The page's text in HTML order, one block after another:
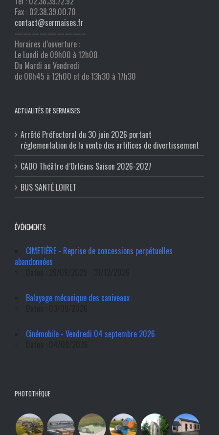
Fax : 02.38.39.00.70
contact@sermaises.fr
————————–
Horaires d’ouverture :
Le Lundi de 09h00 à 12h00
Du Mardi au Vendredi
de 08h45 à 12h00 et de 13h30 à 17h30
ACTUALITÉS DE SERMAISES
Arrêté Préfectoral du 30 juin 2026 portant
réglementation de la vente des artifices de divertissement
CADO Théâtre d’Orléans Saison 2026-2027
BUS SANTÉ LOIRET
ÉVÉNEMENTS
CIMETIÈRE - Reprise de concessions perpétuelles
abandonnées
Balayage mécanique des caniveaux
Cinémobile - Vendredi 04 septembre 2026
PHOTOTHÈQUE